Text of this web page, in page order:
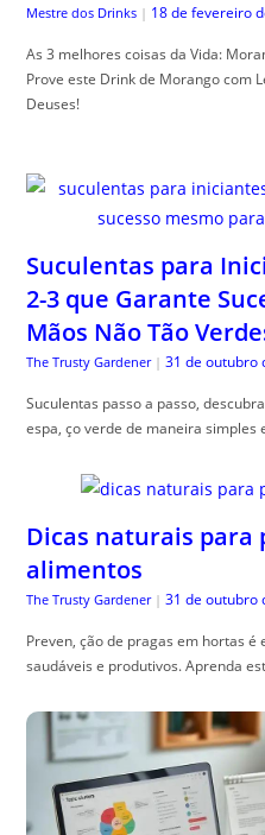
Mestre dos Drinks | 18 de fevereiro
As 3 melhores coisas da Vida:
Prove este Drink de Morango com
Deuses!
Suculentas para
2-3 que Garante
Mãos Não Tão
The Trusty Gardener | 31 de outubro
Suculentas passo a passo,
espa, ço verde de maneira simples
Dicas naturais para
alimentos
The Trusty Gardener | 31 de outubro
Preven, ção de pragas em hortas
saudáveis e produtivos. Aprenda